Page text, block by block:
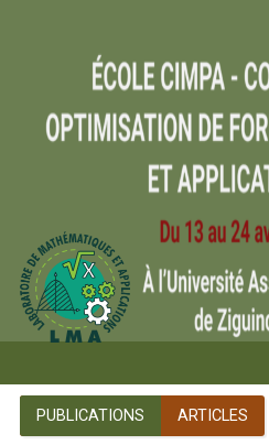
PUBLICATIONS ARTICLES